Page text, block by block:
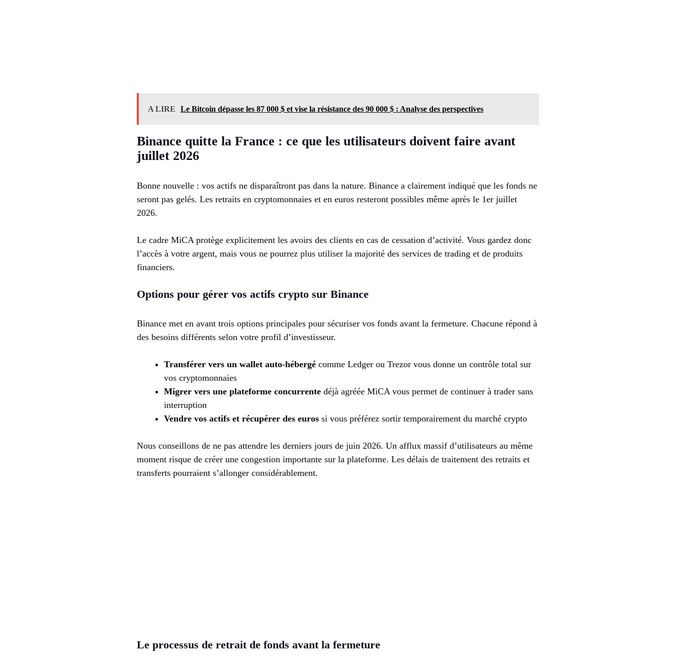
A LIRE Le Bitcoin dépasse les 87 000 $ et vise la résistance des 90 000 $ : Analyse des perspectives
Binance quitte la France : ce que les utilisateurs doivent faire avant
juillet 2026
Bonne nouvelle : vos actifs ne disparaîtront pas dans la nature. Binance a clairement indiqué que les fonds ne
seront pas gelés. Les retraits en cryptomonnaies et en euros resteront possibles même après le 1er juillet
2026.
Le cadre MiCA protège explicitement les avoirs des clients en cas de cessation d’activité. Vous gardez donc
l’accès à votre argent, mais vous ne pourrez plus utiliser la majorité des services de trading et de produits
financiers.
Options pour gérer vos actifs crypto sur Binance
Binance met en avant trois options principales pour sécuriser vos fonds avant la fermeture. Chacune répond à
des besoins différents selon votre profil d’investisseur.
Transférer vers un wallet auto-hébergé comme Ledger ou Trezor vous donne un contrôle total sur
vos cryptomonnaies
Migrer vers une plateforme concurrente déjà agréée MiCA vous permet de continuer à trader sans
interruption
Vendre vos actifs et récupérer des euros si vous préférez sortir temporairement du marché crypto
Nous conseillons de ne pas attendre les derniers jours de juin 2026. Un afflux massif d’utilisateurs au même
moment risque de créer une congestion importante sur la plateforme. Les délais de traitement des retraits et
transferts pourraient s’allonger considérablement.
Le processus de retrait de fonds avant la fermeture